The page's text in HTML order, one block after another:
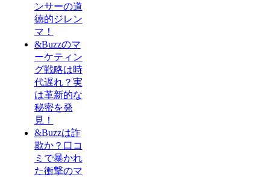
ンサーの道
徳的ジレン
マ！
&Buzzのマ
ーケティン
グ戦略は時
代遅れ？実
は革新的な
秘密を発
見！
&Buzzは詐
欺か？口コ
ミで暴かれ
た衝撃のマ